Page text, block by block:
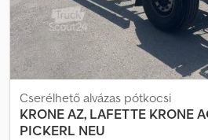
Cserélhető alvázas pótkocsi
KRONEAZ, LAFETTE KRONE
PICKERL NEU